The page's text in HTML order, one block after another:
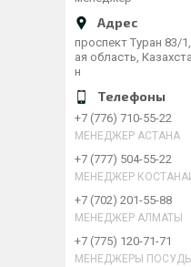
проспект Туран 83/
ая область,
н
+7 (776) 710-55-22
МЕНЕДЖЕР АСТАНА
+7 (777) 504-55-22
МЕНЕДЖЕР
+7 (702) 201-55-88
МЕНЕДЖЕР АЛМАТЫ
+7 (775) 120-71-71
МЕНЕДЖЕРЫ